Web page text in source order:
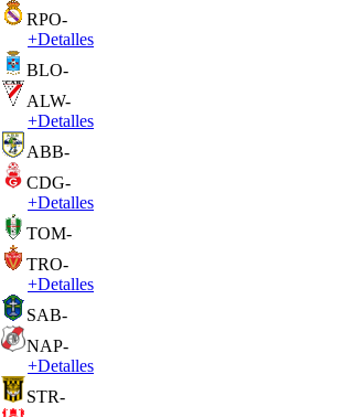
RPO-
+Detalles
BLO-
ALW-
+Detalles
ABB-
CDG-
+Detalles
TOM-
TRO-
+Detalles
SAB-
NAP-
+Detalles
STR-